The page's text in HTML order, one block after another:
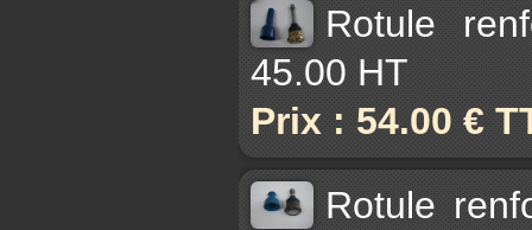
Rotule
45.00 HT
Prix : 54.00 €
Rotule